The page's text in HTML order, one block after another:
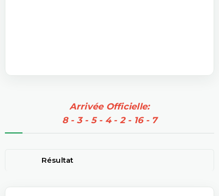
Arrivée Officielle:
8 - 3 - 5 - 4 - 2 - 16 - 7
Résultat